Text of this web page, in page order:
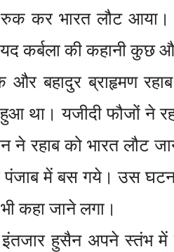
कर भारत लौट
कर्बला की कहानी कुछ
बहादुर ब्राहृमण
था। यजीदी फौजों ने
ने रहाब को भारत लौट
में बस गये। उस घटना
कहा जाने लगा।
हुसैन अपने स्तंभ